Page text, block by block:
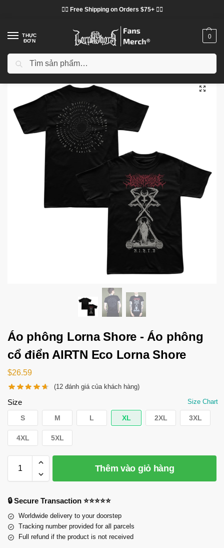
❤️‍🔥 Free Shipping on Orders $75+ ❤️‍🔥
THỰC
ĐƠN
0
Trang chủ / Cửa hàng / Lorna Shore vải
Áo phông Lorna Shore - Áo phông
cổ điển AIRTN Eco Lorna Shore
$26.59
(12 đánh giá của khách hàng)
Size Size Chart
S M L XL 2XL 3XL
4XL 5XL
Thêm vào giỏ hàng
🔒 Secure Transaction ⭐⭐⭐⭐⭐
Worldwide delivery to your doorstep
Tracking number provided for all parcels
Full refund if the product is not received